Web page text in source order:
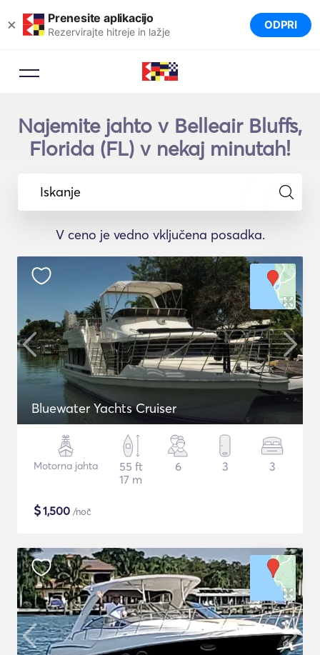
× Prenesite aplikacijo
Rezervirajte hitreje in lažje ODPRI
Najemite jahto v Belleair Bluffs,
Florida (FL) v nekaj minutah!
Iskanje
V ceno je vedno vključena posadka.
Bluewater Yachts Cruiser
Motorna jahta
55 ft
17 m
6 3 3
$1,500 /noč